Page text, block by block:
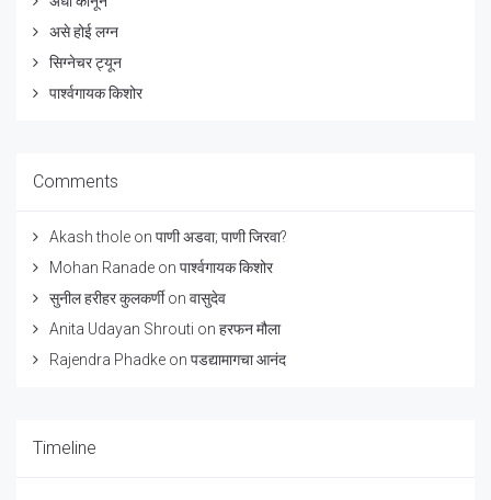
असे होई लग्न
सिग्नेचर ट्यून
पार्श्वगायक किशोर
Comments
Akash thole on पाणी अडवा; पाणी जिरवा?
Mohan Ranade on पार्श्वगायक किशोर
सुनील हरीहर कुलकर्णीon वासुदेव
Anita Udayan Shrouti on हरफन मौला
Rajendra Phadke on पडद्यामागचा आनंद
Timeline